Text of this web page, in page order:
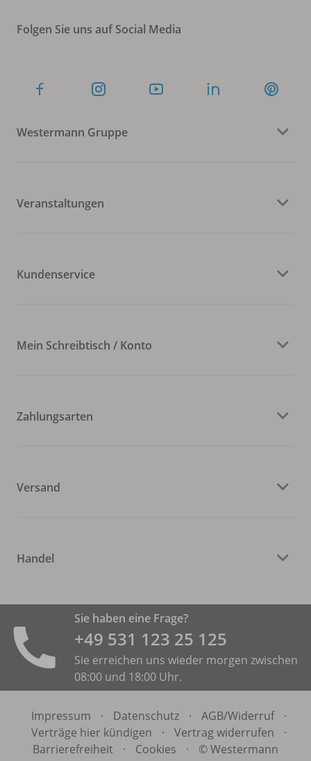
Folgen Sie uns auf Social Media
Westermann Gruppe
Veranstaltungen
Kundenservice
Mein Schreibtisch / Konto
Zahlungsarten
Versand
Handel
Sie haben eine Frage?
+49 531 ­123 25 125
Sie erreichen uns wieder morgen zwischen
08:00 und 18:00 Uhr.
Impressum · Datenschutz · AGB/Widerruf
·
Verträge hier kündigen
· Vertrag widerrufen
·
Barrierefreiheit
· Cookies · © Westermann